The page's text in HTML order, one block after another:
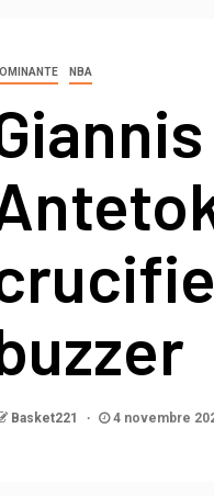
NBA
Basket221 4 novembre